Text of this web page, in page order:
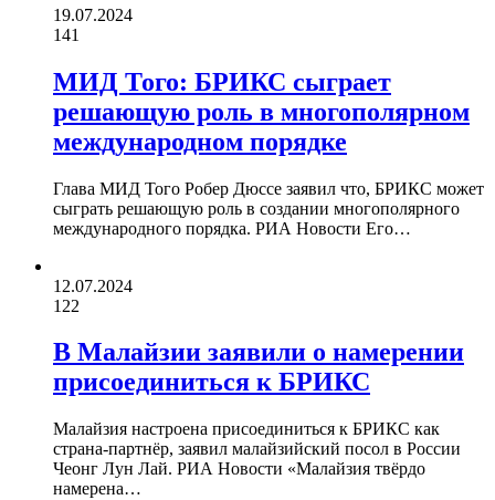
19.07.2024
141
МИД Того: БРИКС сыграет
решающую роль в многополярном
международном порядке
Глава МИД Того Робер Дюссе заявил что, БРИКС может
сыграть решающую роль в создании многополярного
международного порядка. РИА Новости Его…
12.07.2024
122
В Малайзии заявили о намерении
присоединиться к БРИКС
Малайзия настроена присоединиться к БРИКС как
страна-партнёр, заявил малайзийский посол в России
Чеонг Лун Лай. РИА Новости «Малайзия твёрдо
намерена…